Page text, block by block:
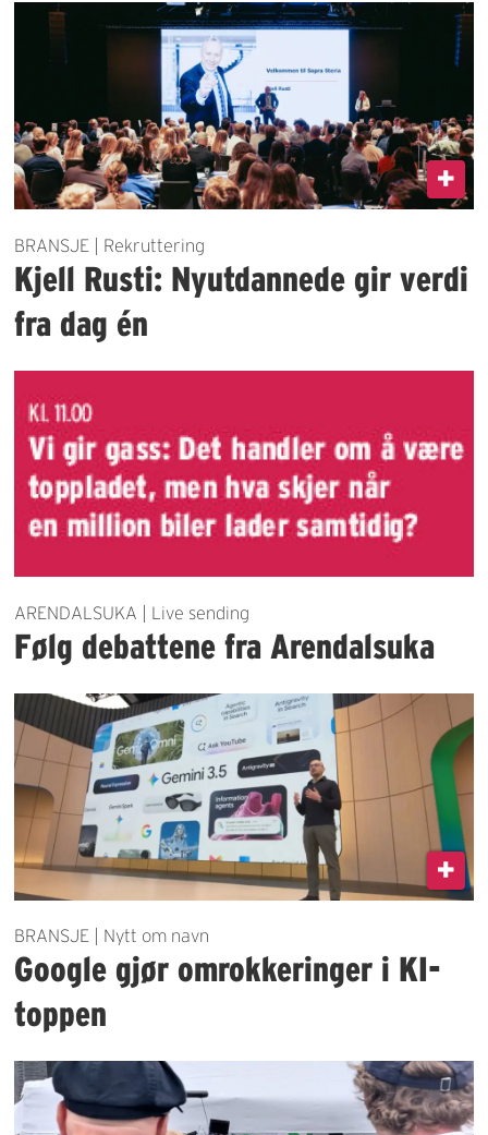
BRANSJE | Rekruttering
Kjell Rusti: Nyutdannede gir verdi
fra dag én
ARENDALSUKA | Live sending
Følg debattene fra Arendalsuka
BRANSJE | Nytt om navn
Google gjør omrokkeringer i KI-
toppen